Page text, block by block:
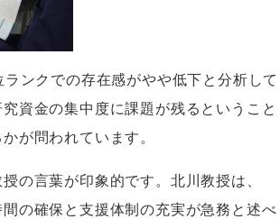
ンクでの存在感がやや低下と分析して
資金の集中度に課題が残るということ
が問われています。
の言葉が印象的です。北川教授は、
の確保と支援体制の充実が急務と述べ